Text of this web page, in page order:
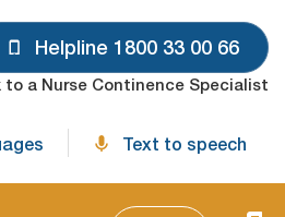
Helpline 1800 33 00 66
to a Nurse Continence Specialist
Text to speech